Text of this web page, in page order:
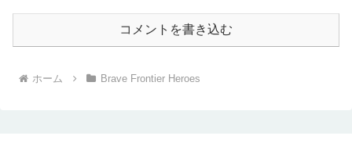
コメントを書き込む
ホーム Brave Frontier Heroes